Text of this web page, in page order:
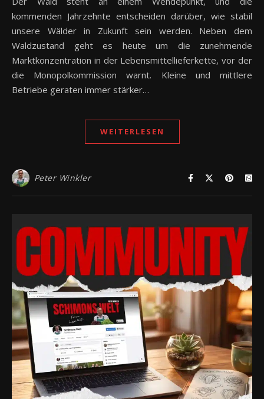
kommenden Jahrzehnte entscheiden darüber, wie stabil
unsere Wälder in Zukunft sein werden. Neben dem
Waldzustand geht es heute um die zunehmende
Marktkonzentration in der Lebensmittellieferkette, vor der
die Monopolkommission warnt. Kleine und mittlere
Betriebe geraten immer stärker…
WEITERLESEN
Peter Winkler